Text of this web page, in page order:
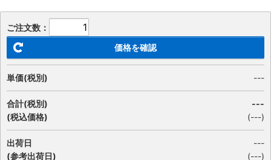
ご注文数：
価格を確認
単価(税別) ---
合計(税別)
(税込価格)
---
(---)
出荷日
(参考出荷日)
---
(---)